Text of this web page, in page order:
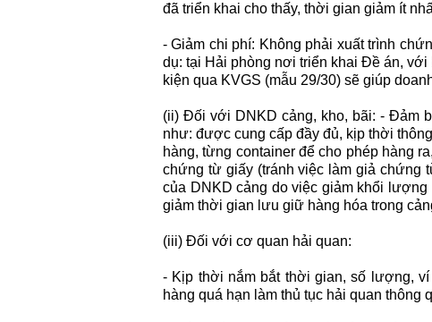
đã triển khai cho thấy, thời gian giảm ít
- Giảm chi phí: Không phải xuất trình
dụ: tại Hải phòng nơi triển khai Đề án,
kiện qua KVGS (mẫu 29/30) sẽ giúp
(ii) Đối với DNKD cảng, kho, bãi: - Đảm
như: được cung cấp đầy đủ, kịp thời
hàng, từng container để cho phép hàng
chứng từ giấy (tránh việc làm giả chứng
của DNKD cảng do việc giảm khổi
giảm thời gian lưu giữ hàng hóa trong
(iii) Đối với cơ quan hải quan:
- Kịp thời nắm bắt thời gian, số lượng,
hàng quá hạn làm thủ tục hải quan